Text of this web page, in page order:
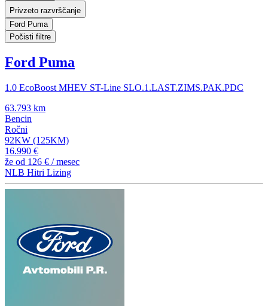
Privzeto razvrščanje
Ford Puma
Počisti filtre
Ford Puma
1.0 EcoBoost MHEV ST-Line SLO.1.LAST.ZIMS.PAK.PDC
63.793 km
Bencin
Ročni
92KW (125KM)
16.990 €
že od 126 € / mesec
NLB Hitri Lizing